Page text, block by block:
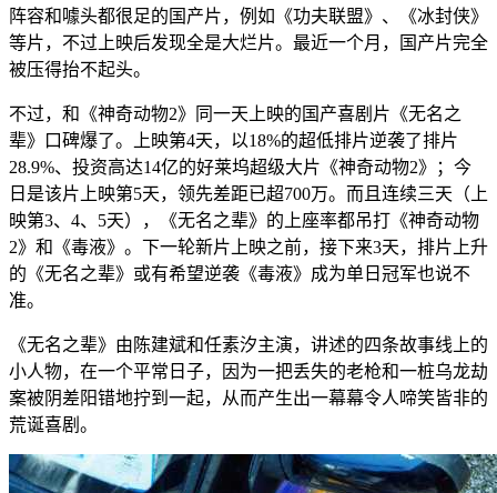
阵容和噱头都很足的国产片，例如《功夫联盟》、《冰封侠》
等片，不过上映后发现全是大烂片。最近一个月，国产片完全
被压得抬不起头。
不过，和《神奇动物2》同一天上映的国产喜剧片《无名之
辈》口碑爆了。上映第4天，以18%的超低排片逆袭了排片
28.9%、投资高达14亿的好莱坞超级大片《神奇动物2》；今
日是该片上映第5天，领先差距已超700万。而且连续三天（上
映第3、4、5天），《无名之辈》的上座率都吊打《神奇动物
2》和《毒液》。下一轮新片上映之前，接下来3天，排片上升
的《无名之辈》或有希望逆袭《毒液》成为单日冠军也说不
准。
《无名之辈》由陈建斌和任素汐主演，讲述的四条故事线上的
小人物，在一个平常日子，因为一把丢失的老枪和一桩乌龙劫
案被阴差阳错地拧到一起，从而产生出一幕幕令人啼笑皆非的
荒诞喜剧。